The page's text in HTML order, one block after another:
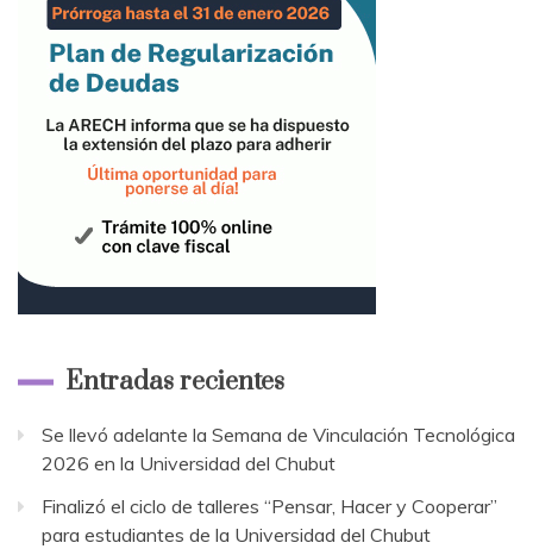
Entradas recientes
Se llevó adelante la Semana de Vinculación Tecnológica
2026 en la Universidad del Chubut
Finalizó el ciclo de talleres “Pensar, Hacer y Cooperar”
para estudiantes de la Universidad del Chubut